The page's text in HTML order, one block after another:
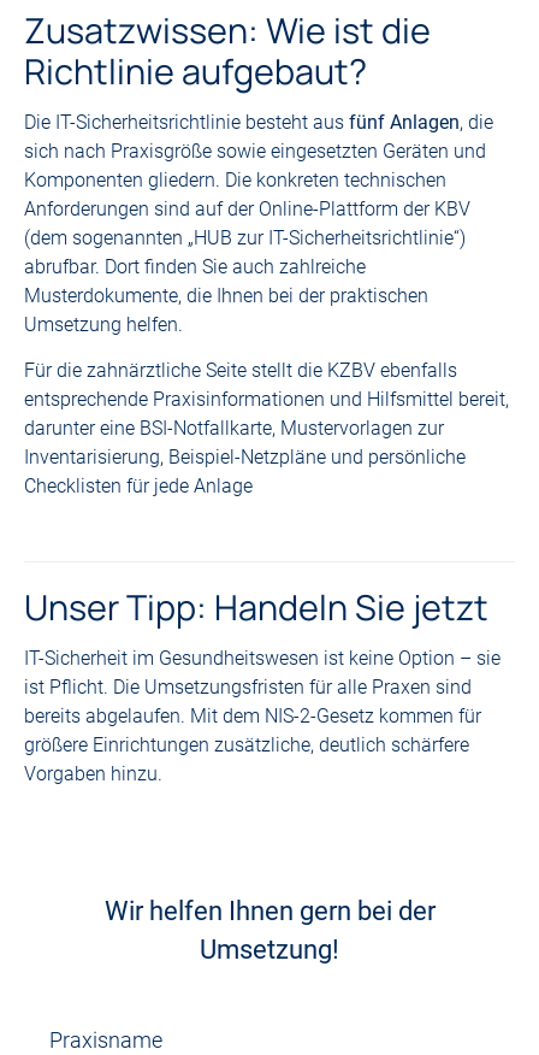
Zusatzwissen: Wie ist die
Richtlinie aufgebaut?
Die IT-Sicherheitsrichtlinie besteht aus fünf Anlagen, die
sich nach Praxisgröße sowie eingesetzten Geräten und
Komponenten gliedern. Die konkreten technischen
Anforderungen sind auf der Online-Plattform der KBV
(dem sogenannten „HUB zur IT-Sicherheitsrichtlinie“)
abrufbar. Dort finden Sie auch zahlreiche
Musterdokumente, die Ihnen bei der praktischen
Umsetzung helfen.
Für die zahnärztliche Seite stellt die KZBV ebenfalls
entsprechende Praxisinformationen und Hilfsmittel bereit,
darunter eine BSI-Notfallkarte, Mustervorlagen zur
Inventarisierung, Beispiel-Netzpläne und persönliche
Checklisten für jede Anlage
Unser Tipp: Handeln Sie jetzt
IT-Sicherheit im Gesundheitswesen ist keine Option – sie
ist Pflicht. Die Umsetzungsfristen für alle Praxen sind
bereits abgelaufen. Mit dem NIS-2-Gesetz kommen für
größere Einrichtungen zusätzliche, deutlich schärfere
Vorgaben hinzu.
Wir helfen Ihnen gern bei der
Umsetzung!
Praxisname